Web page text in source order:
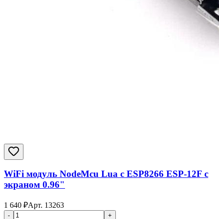
WiFi модуль NodeMcu Lua с ESP8266 ESP-12F с
экраном 0.96"
1 640 ₽Арт. 13263
- +